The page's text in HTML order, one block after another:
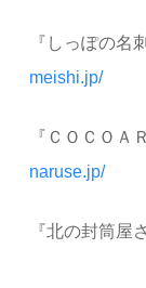
『しっぽの
meishi.jp/
『ＣＯＣＯ
naruse.jp/
『北の封筒屋